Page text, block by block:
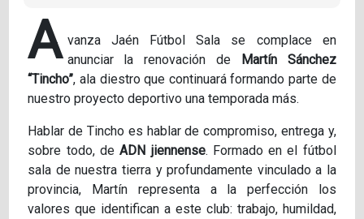
A vanza Jaén Fútbol Sala se complace en
anunciar la renovación de Martín Sánchez
“Tincho”, ala diestro que continuará formando parte de
nuestro proyecto deportivo una temporada más.
Hablar de Tincho es hablar de compromiso, entrega y,
sobre todo, deADN jiennense. Formado en el fútbol
sala de nuestra tierra y profundamente vinculado a la
provincia, Martín representa a la perfección los
valores que identifican a este club: trabajo, humildad,